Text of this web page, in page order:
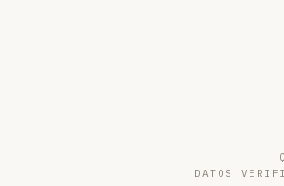
DATOS